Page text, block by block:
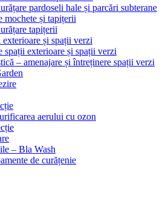
pardoseli hale și parcări subterane
mochete și tapițerii
tapițerii
exterioare și spații verzi
spații exterioare și spații verzi
– amenajare și întreținere spații verzi
aerului cu ozon
– Bla Wash
de curățenie